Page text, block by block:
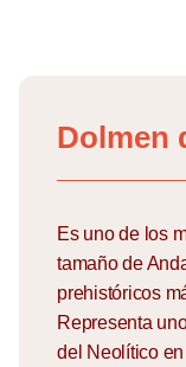
contentDolmen
Es uno de los
tamaño de
prehistóricos
Representa
del Neolítico